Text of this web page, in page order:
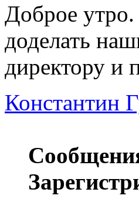
Доброе
доделать
директору и
Константин